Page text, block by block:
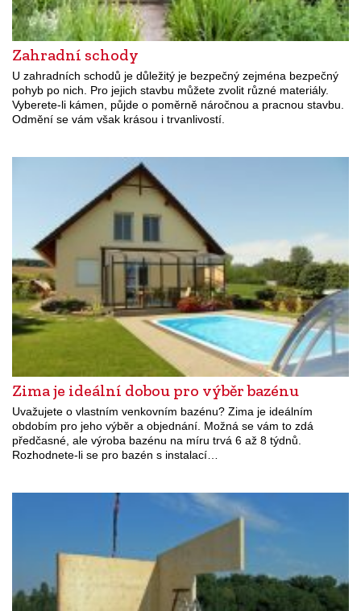
Zahradní schody
U zahradních schodů je důležitý je bezpečný zejména bezpečný
pohyb po nich. Pro jejich stavbu můžete zvolit různé materiály.
Vyberete-li kámen, půjde o poměrně náročnou a pracnou stavbu.
Odmění se vám však krásou i trvanlivostí.
Zima je ideální dobou pro výběr bazénu
Uvažujete o vlastním venkovním bazénu? Zima je ideálním
obdobím pro jeho výběr a objednání. Možná se vám to zdá
předčasné, ale výroba bazénu na míru trvá 6 až 8 týdnů.
Rozhodnete-li se pro bazén s instalací…